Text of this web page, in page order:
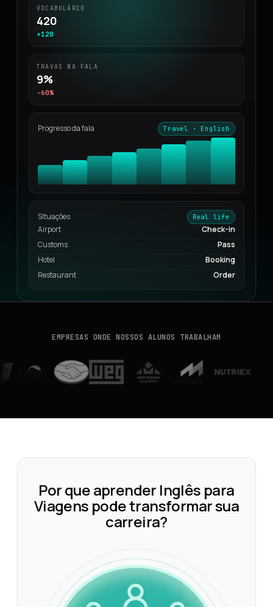
VOCABULÁRIO
420
+120
TRAVAS NA FALA
9%
-60%
Progresso da fala Travel · English
Situações Real life
Airport
Check-in
Customs
Pass
Hotel
Booking
Restaurant
Order
EMPRESAS ONDE NOSSOS ALUNOS TRABALHAM
Por que aprender Inglês para
Viagens pode transformar sua
carreira?